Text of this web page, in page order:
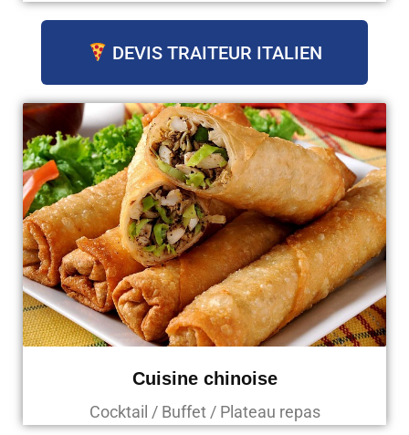
DEVIS TRAITEUR ITALIEN
Cuisine chinoise
Cocktail / Buffet / Plateau repas